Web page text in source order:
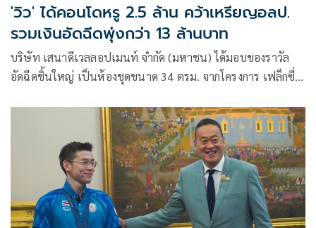
'วิว' ได้คอนโดหรู 2.5 ล้าน คว้าเหรียญอลป.
รวมเงินอัดฉีดพุ่งกว่า 13 ล้านบาท
บริษัท เสนาดีเวลลอปเมนท์ จำกัด (มหาชน) ได้มอบของราวัล
อัดฉีดชิ้นใหญ่ เป็นห้องชุดขนาด 34 ตรม. จากโครงการ เฟล็กซี่